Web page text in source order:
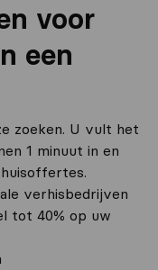
voor
een
zoeken. U vult het
1 minuut in en
verhisbedrijven
tot 40% op uw